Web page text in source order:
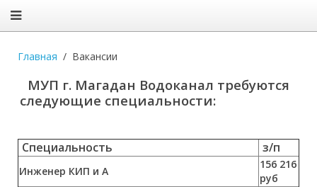
Главная Вакансии
МУП г. Магадан Водоканал требуются
следующие специальности:
Специальность з/п
Инженер КИП и А
156 216
руб